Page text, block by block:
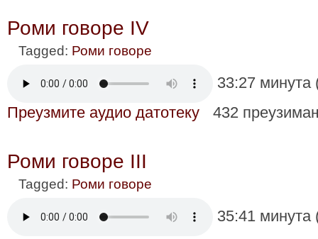
Роми говоре IV
Tagged: Роми говоре
33:27
Преузмите аудио датотеку
432
Роми говоре III
Tagged: Роми говоре
35:41